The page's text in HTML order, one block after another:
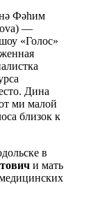
Фәһим
—
«Голос»
Дина
ми малой
близок к
в
и мать